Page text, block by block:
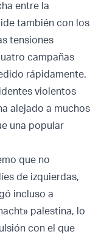
entre la
también con los
tensiones
campañas
rápidamente.
violentos
alejado a muchos
una popular
que no
de izquierdas,
incluso a
palestina, lo
con el que